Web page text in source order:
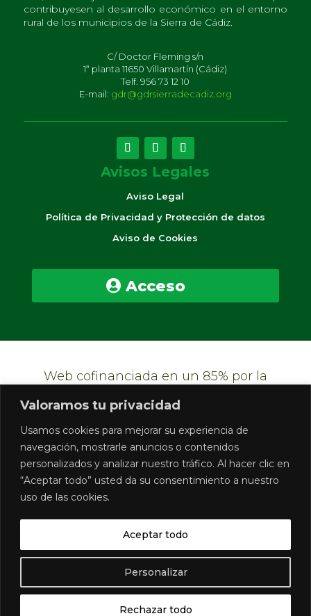
Valoramos tu privacidad
Usamos cookies para mejorar su experiencia de
navegación, mostrarle anuncios o contenidos
personalizados y analizar nuestro tráfico. Al hacer clic en
“Aceptar todo” usted da su consentimiento a nuestro
uso de las cookies.
Personalizar
Rechazar todo
Aceptar todo
contribuyesen al desarrollo económico en el entorno
rural de los municipios de la Sierra de Cádiz.
C/ Doctor Fleming s/n
1ª planta 11650 Villamartín (Cádiz)
Telf. 956 73 12 10
E-mail: gdr@gdrsierradecadiz.org
Avisos Legales
Aviso Legal
Política de Privacidad y Protección de datos
Aviso de Cookies
Acceso
Web cofinanciada en un 85% por la
Unión Europea, mediante el Fondo
(FEADER), y en un 15% por la Junta de
Andalucía, a través de la Consejería de
Agricultura, Pesca, Agua y Desarrollo
Rural, en el marco del Plan Estratégico de
la PAC 2023-2027
©gdrsierradecadiz.org 2026 | Todos los
derechos reservados